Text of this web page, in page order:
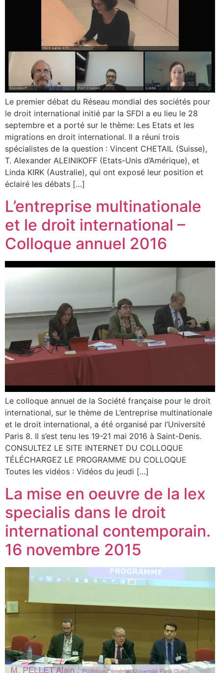
Le premier débat du Réseau mondial des sociétés pour
le droit international initié par la SFDI a eu lieu le 28
septembre et a porté sur le thème: Les Etats et les
migrations en droit international. Il a réuni trois
spécialistes de la question : Vincent CHETAIL (Suisse),
T. Alexander ALEINIKOFF (Etats-Unis d’Amérique), et
Linda KIRK (Australie), qui ont exposé leur position et
éclairé les débats […]
L’entreprise multinationale
et le droit international –
Colloque annuel 2016
Le colloque annuel de la Société française pour le droit
international, sur le thème de L’entreprise multinationale
et le droit international, a été organisé par l’Université
Paris 8. Il s’est tenu les 19-21 mai 2016 à Saint-Denis.
CONSULTEZ LE SITE INTERNET DU COLLOQUE
TÉLÉCHARGEZ LE PROGRAMME DU COLLOQUE
Toutes les vidéos : Vidéos du jeudi […]
La mise en oeuvre de la lex
specialis dans le droit
international contemporain.
16 novembre 2015